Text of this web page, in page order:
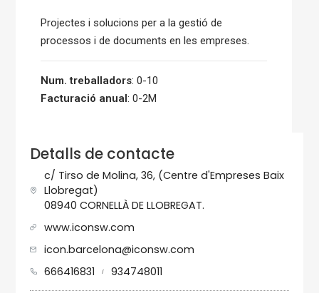
Projectes i solucions per a la gestió de
processos i de documents en les empreses.
Num. treballadors: 0-10
Facturació anual: 0-2M
Detalls de contacte
c/ Tirso de Molina, 36, (Centre d'Empreses Baix
Llobregat)
08940 CORNELLÀ DE LLOBREGAT.
www.iconsw.com
icon.barcelona@iconsw.com
666416831
/ 934748011